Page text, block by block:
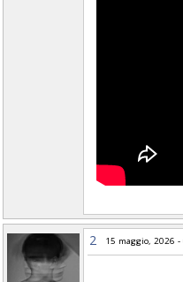
2 15 maggio, 2026 -